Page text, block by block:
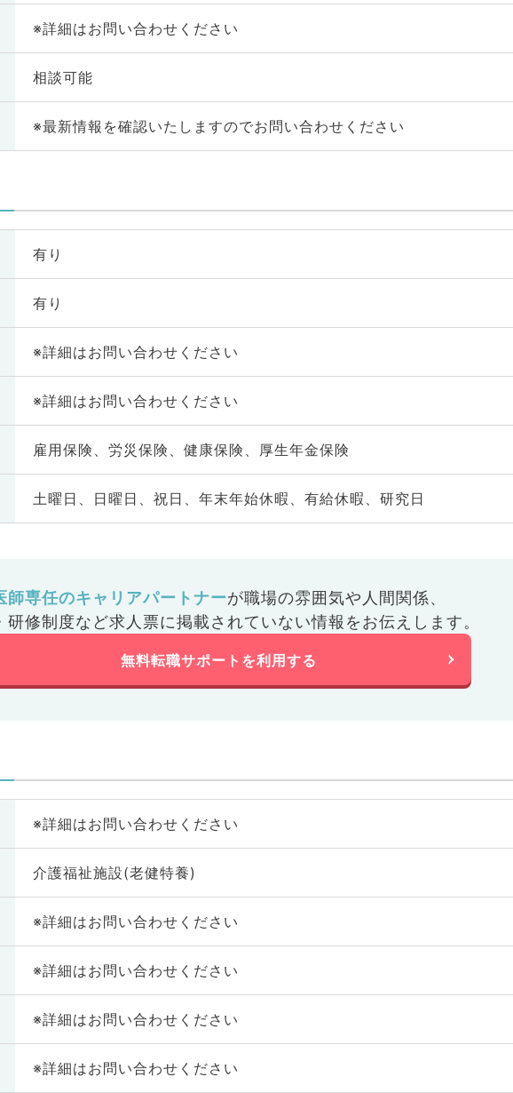
※詳細はお問い合わせください
相談可能
※最新情報を確認いたしますのでお問い合わせください
有り
有り
※詳細はお問い合わせください
※詳細はお問い合わせください
雇用保険、労災保険、健康保険、厚生年金保険
土曜日、日曜日、祝日、年末年始休暇、有給休暇、研究日
師専任のキャリアパートナーが職場の雰囲気や人間関係、
研修制度など求人票に掲載されていない情報をお伝えします。
無料転職サポートを利用する
※詳細はお問い合わせください
介護福祉施設(老健特養)
※詳細はお問い合わせください
※詳細はお問い合わせください
※詳細はお問い合わせください
※詳細はお問い合わせください